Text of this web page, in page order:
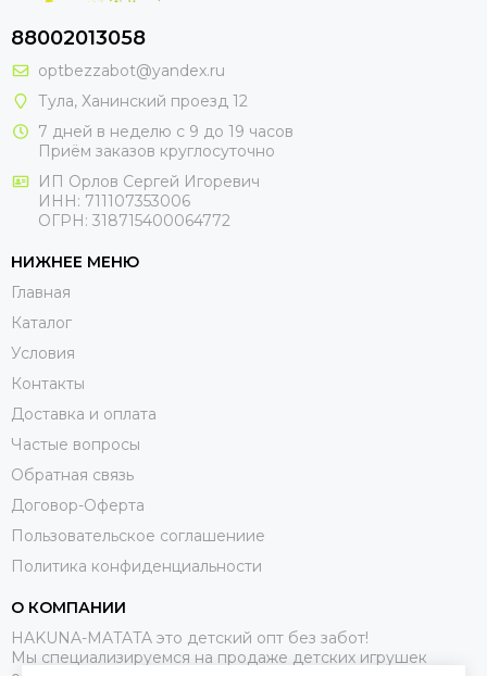
88002013058
optbezzabot@yandex.ru
Тула, Ханинский проезд 12
7 дней в неделю с 9 до 19 часов
Приём заказов круглосуточно
ИП Орлов Сергей Игоревич
ИНН: 711107353006
ОГРН: 318715400064772
НИЖНЕЕ МЕНЮ
Главная
Каталог
Условия
Контакты
Доставка и оплата
Частые вопросы
Обратная связь
Договор-Оферта
Пользовательское соглашениие
Политика конфиденциальности
О КОМПАНИИ
HAKUNA-MATATA это детский опт без забот!
Мы специализируемся на продаже детских игрушек